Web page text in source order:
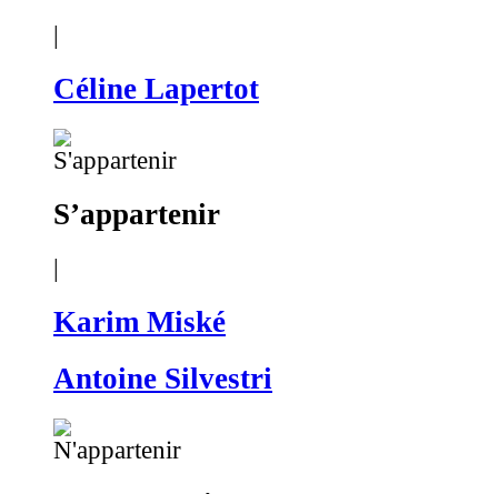
Céline Lapertot
S’appartenir
|
Karim Miské
Antoine Silvestri